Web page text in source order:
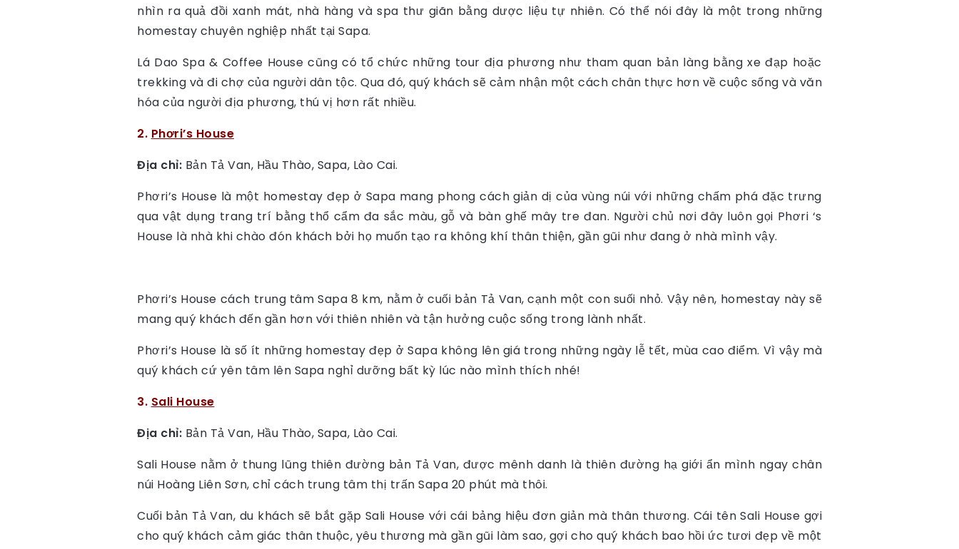
nhìn ra quả đồi xanh mát, nhà hàng và spa thư giãn bằng dược liệu tự nhiên. Có thể nói đây là một trong những
homestay chuyên nghiệp nhất tại Sapa.
Lá Dao Spa & Coffee House cũng có tổ chức những tour địa phương như tham quan bản làng bằng xe đạp hoặc
trekking và đi chợ của người dân tộc. Qua đó, quý khách sẽ cảm nhận một cách chân thực hơn về cuộc sống và văn
hóa của người địa phương, thú vị hơn rất nhiều.
2. Phơri’s House
Địa chỉ: Bản Tả Van, Hầu Thào, Sapa, Lào Cai.
Phơri’s House là một homestay đẹp ở Sapa mang phong cách giản dị của vùng núi với những chấm phá đặc trưng
qua vật dụng trang trí bằng thổ cẩm đa sắc màu, gỗ và bàn ghế mây tre đan. Người chủ nơi đây luôn gọi Phơri ‘s
House là nhà khi chào đón khách bởi họ muốn tạo ra không khí thân thiện, gần gũi như đang ở nhà mình vậy.
Phơri’s House cách trung tâm Sapa 8 km, nằm ở cuối bản Tả Van, cạnh một con suối nhỏ. Vậy nên, homestay này sẽ
mang quý khách đến gần hơn với thiên nhiên và tận hưởng cuộc sống trong lành nhất.
Phơri’s House là số ít những homestay đẹp ở Sapa không lên giá trong những ngày lễ tết, mùa cao điểm. Vì vậy mà
quý khách cứ yên tâm lên Sapa nghỉ dưỡng bất kỳ lúc nào mình thích nhé!
3. Sali House
Địa chỉ: Bản Tả Van, Hầu Thào, Sapa, Lào Cai.
Sali House nằm ở thung lũng thiên đường bản Tả Van, được mênh danh là thiên đường hạ giới ẩn mình ngay chân
núi Hoàng Liên Sơn, chỉ cách trung tâm thị trấn Sapa 20 phút mà thôi.
Cuối bản Tả Van, du khách sẽ bắt gặp Sali House với cái bảng hiệu đơn giản mà thân thương. Cái tên Sali House gợi
cho quý khách cảm giác thân thuộc, yêu thương mà gần gũi làm sao, gợi cho quý khách bao hồi ức tươi đẹp về một